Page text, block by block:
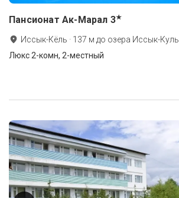
Пансионат Ак-Марал 3★
Иссык-Кёль · 137 м до озера Иссык-Куль
Люкс 2-комн, 2-местный